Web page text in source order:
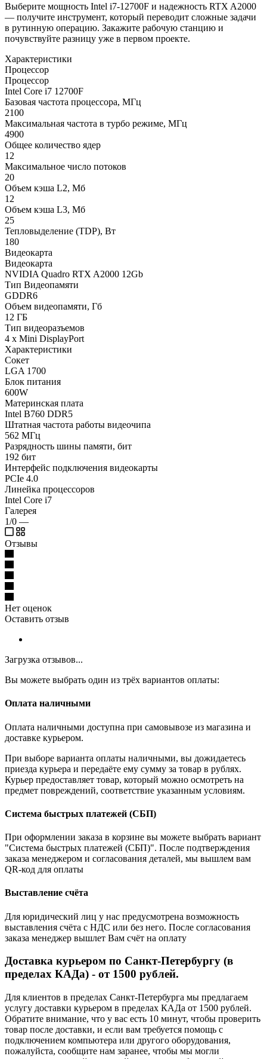
Выберите мощность Intel i7-12700F и надежность RTX A2000
— получите инструмент, который переводит сложные задачи
в рутинную операцию. Закажите рабочую станцию и
почувствуйте разницу уже в первом проекте.
Характеристики
Процессор
Процессор
Intel Core i7 12700F
Базовая частота процессора, МГц
2100
Максимальная частота в турбо режиме, МГц
4900
Общее количество ядер
12
Максимальное число потоков
20
Объем кэша L2, Мб
12
Объем кэша L3, Мб
25
Тепловыделение (TDP), Вт
180
Видеокарта
Видеокарта
NVIDIA Quadro RTX A2000 12Gb
Тип Видеопамяти
GDDR6
Объем видеопамяти, Гб
12 ГБ
Тип видеоразъемов
4 x Mini DisplayPort
Характеристики
Сокет
LGA 1700
Блок питания
600W
Материнская плата
Intel B760 DDR5
Штатная частота работы видеочипа
562 МГц
Разрядность шины памяти, бит
192 бит
Интерфейс подключения видеокарты
PCIe 4.0
Линейка процессоров
Intel Core i7
Галерея
1/0 —
Отзывы
Нет оценок
Оставить отзыв
Загрузка отзывов...
Вы можете выбрать один из трёх вариантов оплаты:
Оплата наличными
Оплата наличными доступна при самовывозе из магазина и
доставке курьером.
При выборе варианта оплаты наличными, вы дожидаетесь
приезда курьера и передаёте ему сумму за товар в рублях.
Курьер предоставляет товар, который можно осмотреть на
предмет повреждений, соответствие указанным условиям.
Система быстрых платежей (СБП)
При оформлении заказа в корзине вы можете выбрать вариант
"Система быстрых платежей (СБП)". После подтверждения
заказа менеджером и согласования деталей, мы вышлем вам
QR-код для оплаты
Выставление счёта
Для юридический лиц у нас предусмотрена возможность
выставления счёта с НДС или без него. После согласования
заказа менеджер вышлет Вам счёт на оплату
Доставка курьером по Санкт-Петербургу (в
пределах КАДа) - от 1500 рублей.
Для клиентов в пределах Санкт-Петербурга мы предлагаем
услугу доставки курьером в пределах КАДа от 1500 рублей.
Обратите внимание, что у вас есть 10 минут, чтобы проверить
товар после доставки, и если вам требуется помощь с
подключением компьютера или другого оборудования,
пожалуйста, сообщите нам заранее, чтобы мы могли